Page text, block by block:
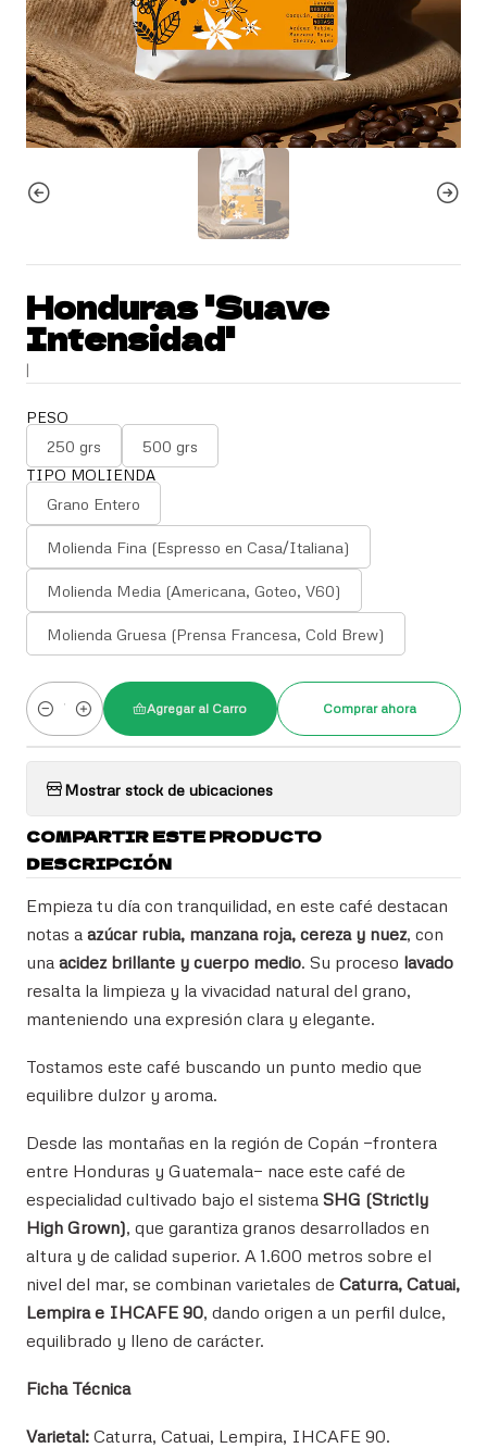
Honduras 'Suave
Intensidad'
|
PESO
250 grs 500 grs
TIPO MOLIENDA
Grano Entero
Molienda Fina (Espresso en Casa/Italiana)
Molienda Media (Americana, Goteo, V60)
Molienda Gruesa (Prensa Francesa, Cold Brew)
Cantidad
Agregar al Carro Comprar ahora
Mostrar stock de ubicaciones
COMPARTIR ESTE PRODUCTO
DESCRIPCIÓN
Empieza tu día con tranquilidad, en este café destacan
notas a azúcar rubia, manzana roja, cereza y nuez, con
una acidez brillante y cuerpo medio. Su proceso lavado
resalta la limpieza y la vivacidad natural del grano,
manteniendo una expresión clara y elegante.
Tostamos este café buscando un punto medio que
equilibre dulzor y aroma.
Desde las montañas en la región de Copán —frontera
entre Honduras y Guatemala— nace este café de
especialidad cultivado bajo el sistema SHG (Strictly
High Grown), que garantiza granos desarrollados en
altura y de calidad superior. A 1.600 metros sobre el
nivel del mar, se combinan varietales de Caturra, Catuai,
Lempira e IHCAFE 90, dando origen a un perfil dulce,
equilibrado y lleno de carácter.
Ficha Técnica
Varietal: Caturra, Catuai, Lempira, IHCAFE 90.